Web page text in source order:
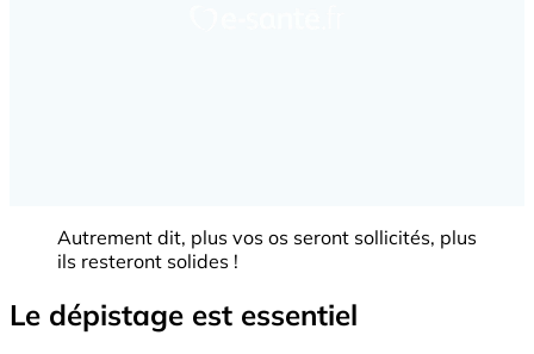
Autrement dit, plus vos os seront sollicités, plus
ils resteront solides !
Le dépistage est essentiel